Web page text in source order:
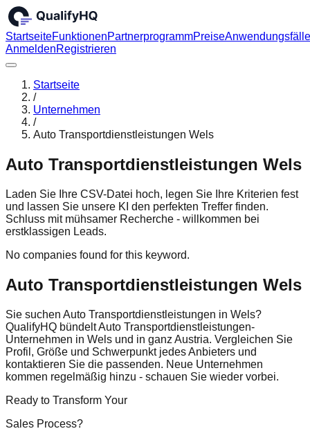
StartseiteFunktionenPartnerprogrammPreiseAnwendungsfälle
AnmeldenRegistrieren
Startseite
/
Unternehmen
/
Auto Transportdienstleistungen Wels
Auto Transportdienstleistungen Wels
Laden Sie Ihre CSV-Datei hoch, legen Sie Ihre Kriterien fest
und lassen Sie unsere KI den perfekten Treffer finden.
Schluss mit mühsamer Recherche - willkommen bei
erstklassigen Leads.
No companies found for this keyword.
Auto Transportdienstleistungen Wels
Sie suchen Auto Transportdienstleistungen in Wels?
QualifyHQ bündelt Auto Transportdienstleistungen-
Unternehmen in Wels und in ganz Austria. Vergleichen Sie
Profil, Größe und Schwerpunkt jedes Anbieters und
kontaktieren Sie die passenden. Neue Unternehmen
kommen regelmäßig hinzu - schauen Sie wieder vorbei.
Ready to Transform Your
Sales Process?